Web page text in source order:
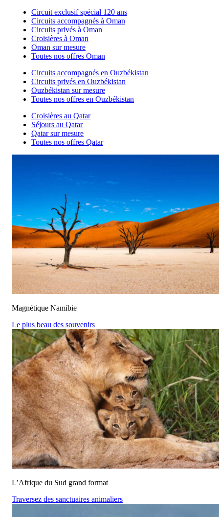
Circuit exclusif spécial 120 ans
Circuits accompagnés à Oman
Circuits privés à Oman
Croisières à Oman
Oman sur mesure
Toutes nos offres Oman
Circuits accompagnés en Ouzbékistan
Circuits privés en Ouzbékistan
Ouzbékistan sur mesure
Toutes nos offres en Ouzbékistan
Croisières au Qatar
Séjours au Qatar
Qatar sur mesure
Toutes nos offres Qatar
Magnétique Namibie
Le plus beau des souvenirs
L’Afrique du Sud grand format
Traversez des sanctuaires animaliers